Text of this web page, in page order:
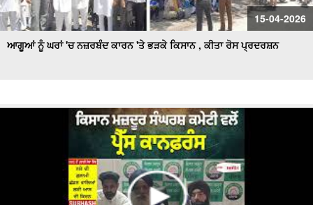
15-04-2026
ਆਗੂਆਂ ਨੂੰ ਘਰਾਂ 'ਚ ਨਜ਼ਰਬੰਦ ਕਾਰਨ 'ਤੇ ਭੜਕੇ ਕਿਸਾਨ , ਕੀਤਾ ਰੋਸ ਪ੍ਰਦਰਸ਼ਨ